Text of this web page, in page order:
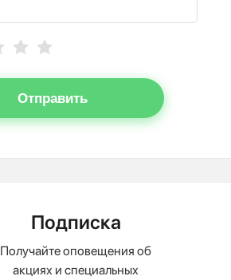
Отправить
Подписка
Получайте оповещения об
акциях и специальных